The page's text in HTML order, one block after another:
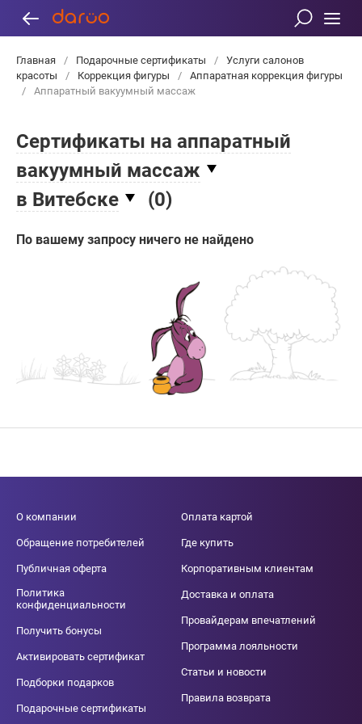
Главная / Подарочные сертификаты /
Услуги салонов
красоты
/ Коррекция фигуры /
Аппаратная коррекция фигуры
/
Аппаратный вакуумный массаж
Сертификаты на аппаратный
вакуумный массаж
в Витебске
(0)
По вашему запросу ничего не найдено
О компании
Обращение потребителей
Публичная оферта
Политика
конфиденциальности
Получить бонусы
Активировать сертификат
Подборки подарков
Подарочные сертификаты
Оплата картой
Где купить
Корпоративным клиентам
Доставка и оплата
Провайдерам впечатлений
Программа лояльности
Статьи и новости
Правила возврата